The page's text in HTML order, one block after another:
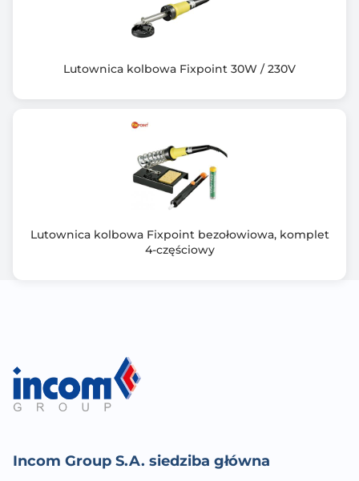
Lutownica kolbowa Fixpoint 30W / 230V
Lutownica kolbowa Fixpoint bezołowiowa, komplet
4-częściowy
Incom Group S.A. siedziba główna